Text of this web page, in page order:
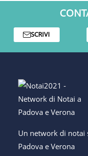
SCRIVI
Un network di
Padova e Verona